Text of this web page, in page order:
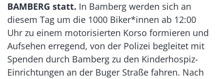
BAMBERG statt. In Bamberg werden sich an
diesem Tag um die 1000 Biker*innen ab 12:00
Uhr zu einem motorisierten Korso formieren und
Aufsehen erregend, von der Polizei begleitet mit
Spenden durch Bamberg zu den Kinderhospiz-
Einrichtungen an der Buger Straße fahren. Nach